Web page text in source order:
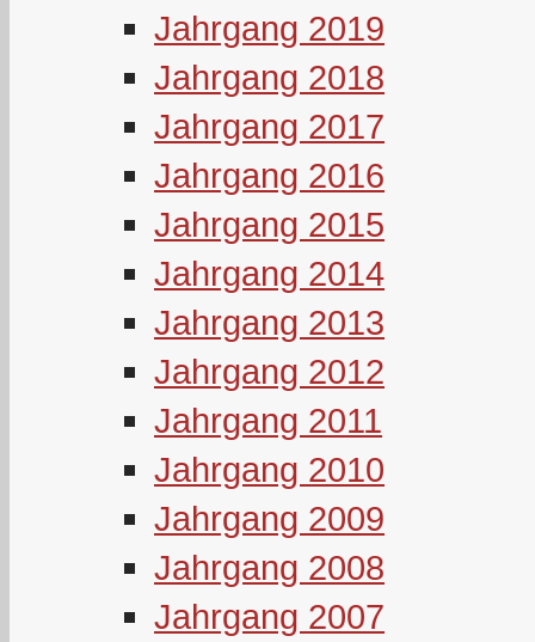
Jahrgang 2019
Jahrgang 2018
Jahrgang 2017
Jahrgang 2016
Jahrgang 2015
Jahrgang 2014
Jahrgang 2013
Jahrgang 2012
Jahrgang 2011
Jahrgang 2010
Jahrgang 2009
Jahrgang 2008
Jahrgang 2007